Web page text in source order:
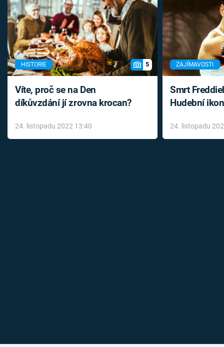
HISTORIE 5
Víte, proč se na Den
díkůvzdání jí zrovna krocan?
24. listopadu 2022 13:40
ZAJÍMAVOSTI
Smrt
Hudební
léky
24. listopadu